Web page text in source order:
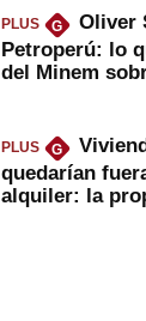
PLUS G
Oliver
Petroperú: lo
del Minem
PLUS G
quedarían
alquiler: la